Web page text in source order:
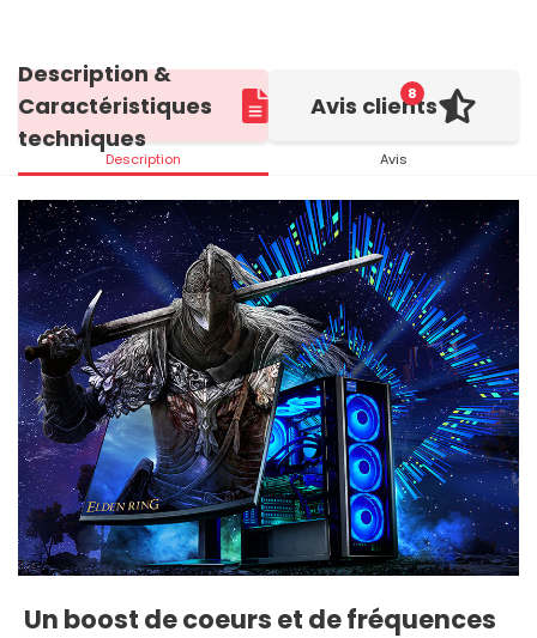
Description &
Caractéristiques
techniques
Description
8
Avis clients
Avis
Un boost de coeurs et de fréquences